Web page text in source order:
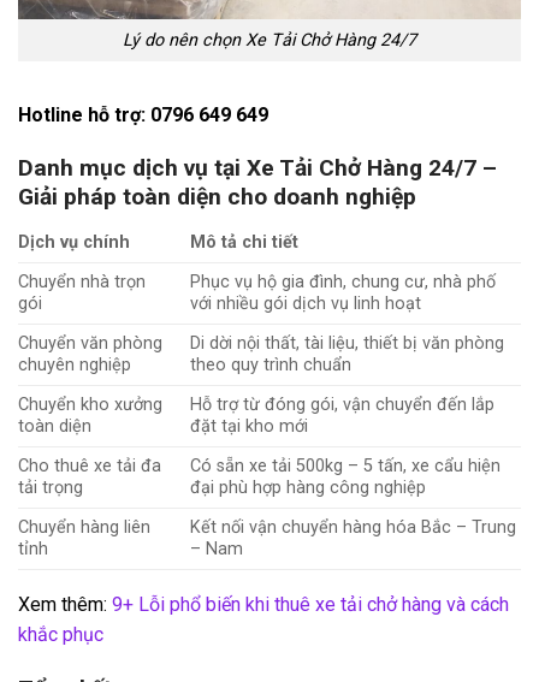
Lý do nên chọn Xe Tải Chở Hàng 24/7
Hotline hỗ trợ: 0796 649 649
Danh mục dịch vụ tại Xe Tải Chở Hàng 24/7 –
Giải pháp toàn diện cho doanh nghiệp
Dịch vụ chính
Mô tả chi tiết
Chuyển nhà trọn
gói
Phục vụ hộ gia đình, chung cư, nhà phố
với nhiều gói dịch vụ linh hoạt
Chuyển văn phòng
chuyên nghiệp
Di dời nội thất, tài liệu, thiết bị văn phòng
theo quy trình chuẩn
Chuyển kho xưởng
toàn diện
Hỗ trợ từ đóng gói, vận chuyển đến lắp
đặt tại kho mới
Cho thuê xe tải đa
tải trọng
Có sẵn xe tải 500kg – 5 tấn, xe cẩu hiện
đại phù hợp hàng công nghiệp
Chuyển hàng liên
tỉnh
Kết nối vận chuyển hàng hóa Bắc – Trung
– Nam
Xem thêm: 9+ Lỗi phổ biến khi thuê xe tải chở hàng và cách
khắc phục